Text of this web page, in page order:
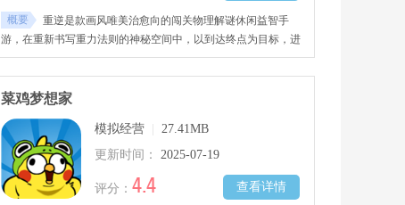
概要
重逆是款画风唯美治愈向的闯关物理解谜休闲益智手
游，在重新书写重力法则的神秘空间中，以到达终点为目标，进
行机关谜题破解吧。
菜鸡梦想家
模拟经营
27.41MB
更新时间：
2025-07-19
查看详情
评分： 4.4